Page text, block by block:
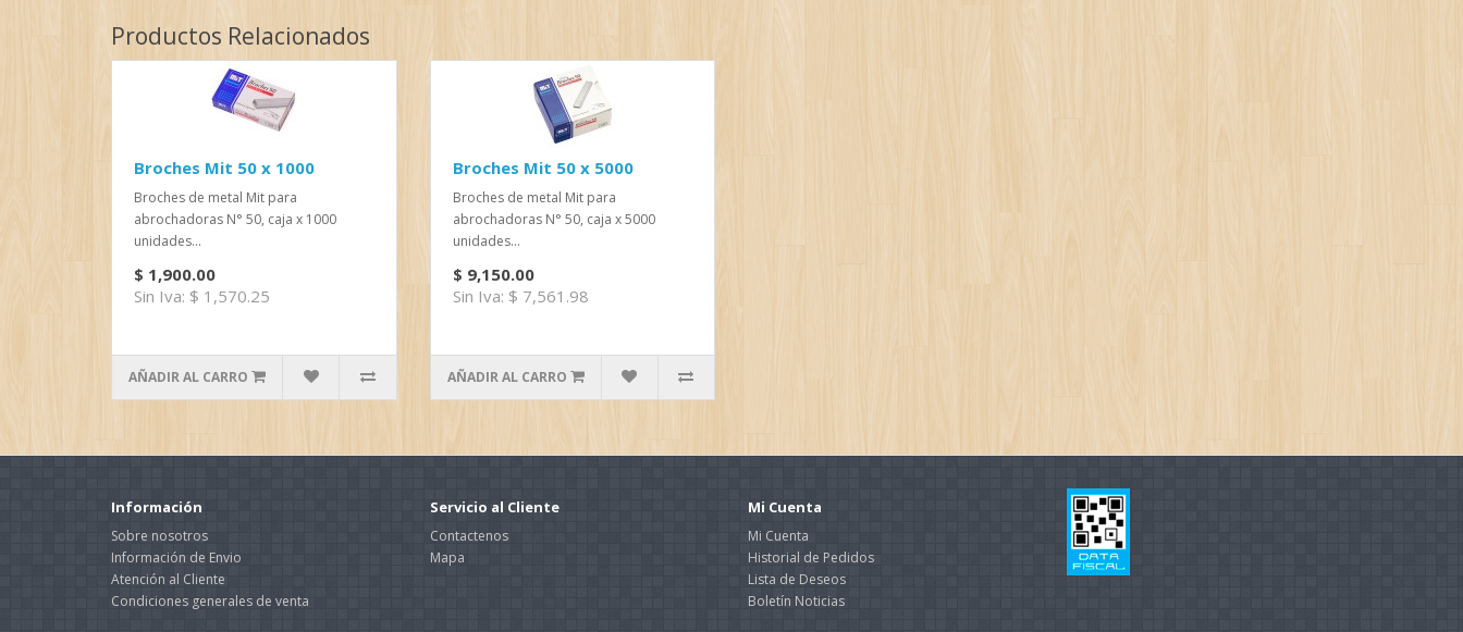
Productos Relacionados
Broches Mit 50 x 1000
Broches de metal Mit para
abrochadoras N° 50, caja x 1000
unidades...
$ 1,900.00
Sin Iva: $ 1,570.25
AÑADIR AL CARRO
Broches Mit 50 x 5000
Broches de metal Mit para
abrochadoras N° 50, caja x 5000
unidades...
$ 9,150.00
Sin Iva: $ 7,561.98
AÑADIR AL CARRO
Información
Sobre nosotros
Información de Envio
Atención al Cliente
Condiciones generales de venta
Servicio al Cliente
Contactenos
Mapa
Mi Cuenta
Mi Cuenta
Historial de Pedidos
Lista de Deseos
Boletín Noticias